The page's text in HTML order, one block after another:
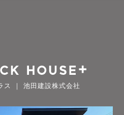
ス ｜ 池田建設株式会社